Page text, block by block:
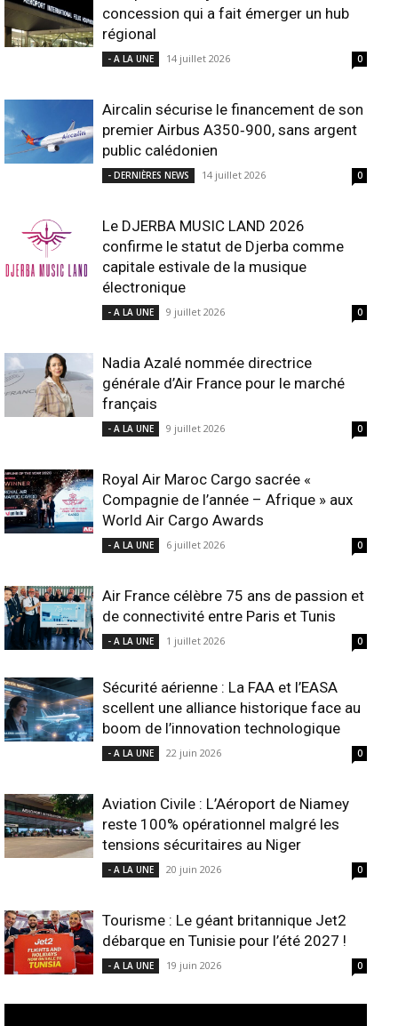
concession qui a fait émerger un hub
régional
- A LA UNE 14 juillet 2026 0
Aircalin sécurise le financement de son
premier Airbus A350‑900, sans argent
public calédonien
- DERNIÈRES NEWS 14 juillet 2026 0
Le DJERBA MUSIC LAND 2026
confirme le statut de Djerba comme
capitale estivale de la musique
électronique
- A LA UNE 9 juillet 2026 0
Nadia Azalé nommée directrice
générale d’Air France pour le marché
français
- A LA UNE 9 juillet 2026 0
Royal Air Maroc Cargo sacrée «
Compagnie de l’année – Afrique » aux
World Air Cargo Awards
- A LA UNE 6 juillet 2026 0
Air France célèbre 75 ans de passion et
de connectivité entre Paris et Tunis
- A LA UNE 1 juillet 2026 0
Sécurité aérienne : La FAA et l’EASA
scellent une alliance historique face au
boom de l’innovation technologique
- A LA UNE 22 juin 2026 0
Aviation Civile : L’Aéroport de Niamey
reste 100% opérationnel malgré les
tensions sécuritaires au Niger
- A LA UNE 20 juin 2026 0
Tourisme : Le géant britannique Jet2
débarque en Tunisie pour l’été 2027 !
- A LA UNE 19 juin 2026 0